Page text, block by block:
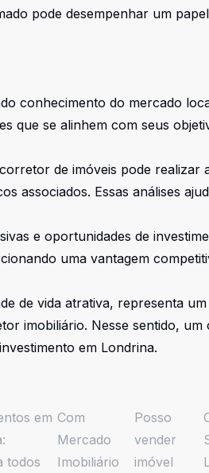
pode desempenhar um
conhecimento do mercado
se alinhem com seus
de imóveis pode
associados. Essas análises
e oportunidades de
uma vantagem
de vida atrativa, representa
imobiliário. Nesse sentido,
em Londrina.
em
todos
Com
Mercado
Imobiliário
Posso
vender
imóvel